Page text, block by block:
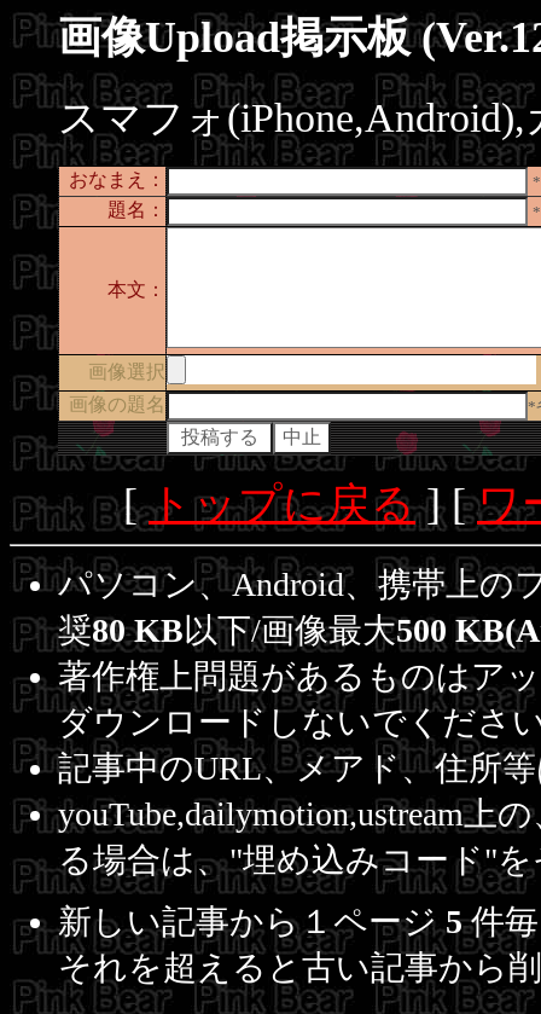
画像Upload掲示板
スマフォ
おなまえ：
題名：
本文：
画像選択
画像の題名
*
[トップに戻る] [ワ
パソコン、Android、携帯上の
奨80 KB以下/画像最大500
著作権上問題があるものはア
ダウンロードしないでくださ
記事中のURL、メアド、住所
youTube,dailymotion,ustream上
る場合は、"埋め込みコード"
新しい記事から１ページ5件
それを超えると古い記事から